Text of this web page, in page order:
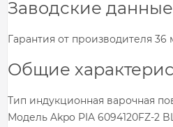
Заводские данные
Гарантия от производителя 36
Общие
Тип индукционная варочная
Модель Akpo PIA 6094120FZ-2